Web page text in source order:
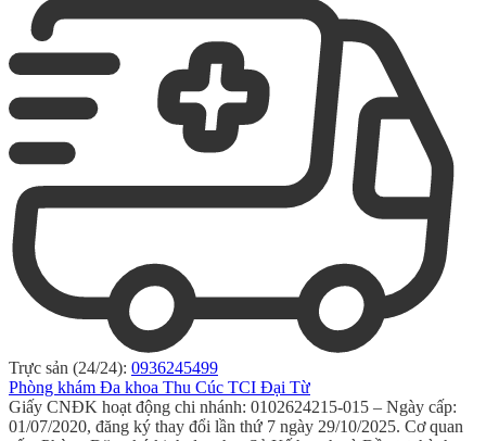
Trực sản (24/24): 0936245499
Phòng khám Đa khoa Thu Cúc TCI Đại Từ
Giấy CNĐK hoạt động chi nhánh: 0102624215-015 – Ngày cấp:
01/07/2020, đăng ký thay đổi lần thứ 7 ngày 29/10/2025. Cơ quan